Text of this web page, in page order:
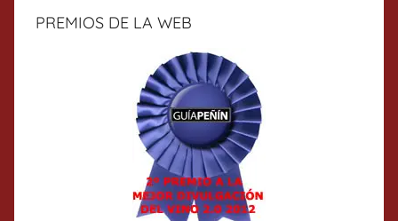
PREMIOS DE LA WEB